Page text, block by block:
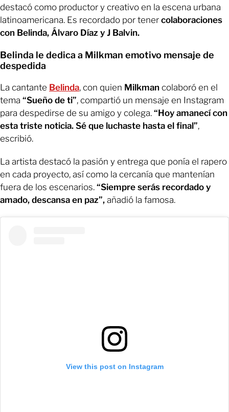
destacó como productor y creativo en la escena urbana
latinoamericana. Es recordado por tener colaboraciones
con Belinda, Álvaro Díaz y J Balvin.
Belinda le dedica a Milkman emotivo mensaje de
despedida
La cantante Belinda, con quien Milkman colaboró en el
tema “Sueño de ti”, compartió un mensaje en Instagram
para despedirse de su amigo y colega. “Hoy amanecí con
esta triste noticia. Sé que luchaste hasta el final”,
escribió.
La artista destacó la pasión y entrega que ponía el rapero
en cada proyecto, así como la cercanía que mantenían
fuera de los escenarios. “Siempre serás recordado y
amado, descansa en paz”, añadió la famosa.
View this post on Instagram